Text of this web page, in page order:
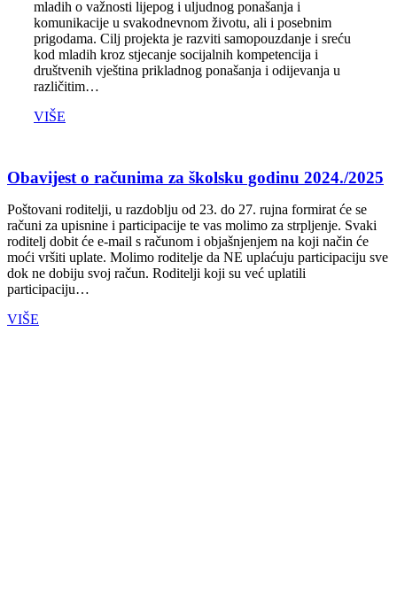
mladih o važnosti lijepog i uljudnog ponašanja i
komunikacije u svakodnevnom životu, ali i posebnim
prigodama. Cilj projekta je razviti samopouzdanje i sreću
kod mladih kroz stjecanje socijalnih kompetencija i
društvenih vještina prikladnog ponašanja i odijevanja u
različitim…
VIŠE
Obavijest o računima za školsku godinu 2024./2025
Poštovani roditelji, u razdoblju od 23. do 27. rujna formirat će se
računi za upisnine i participacije te vas molimo za strpljenje. Svaki
roditelj dobit će e-mail s računom i objašnjenjem na koji način će
moći vršiti uplate. Molimo roditelje da NE uplaćuju participaciju sve
dok ne dobiju svoj račun. Roditelji koji su već uplatili
participaciju…
VIŠE